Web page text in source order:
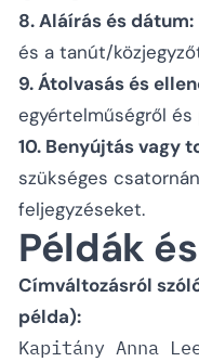
8. Aláírás és dátum:
és a tanút/
9. Átolvasás és
egyértelműségről
10. Benyújtás vagy
szükséges
feljegyzéseket.
Példák
Címváltozásról
példa):
Kapitány Anna